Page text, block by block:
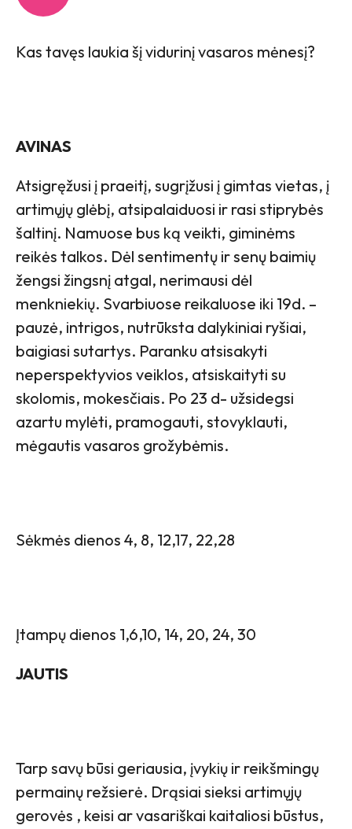
Kas tavęs laukia šį vidurinį vasaros mėnesį?
AVINAS
Atsigręžusi į praeitį, sugrįžusi į gimtas vietas, į
artimųjų glėbį, atsipalaiduosi ir rasi stiprybės
šaltinį. Namuose bus ką veikti, giminėms
reikės talkos. Dėl sentimentų ir senų baimių
žengsi žingsnį atgal, nerimausi dėl
menkniekių. Svarbiuose reikaluose iki 19d. –
pauzė, intrigos, nutrūksta dalykiniai ryšiai,
baigiasi sutartys. Paranku atsisakyti
neperspektyvios veiklos, atsiskaityti su
skolomis, mokesčiais. Po 23 d- užsidegsi
azartu mylėti, pramogauti, stovyklauti,
mėgautis vasaros grožybėmis.
Sėkmės dienos 4, 8, 12,17, 22,28
Įtampų dienos 1,6,10, 14, 20, 24, 30
JAUTIS
Tarp savų būsi geriausia, įvykių ir reikšmingų
permainų režsierė. Drąsiai sieksi artimųjų
gerovės , keisi ar vasariškai kaitaliosi būstus,